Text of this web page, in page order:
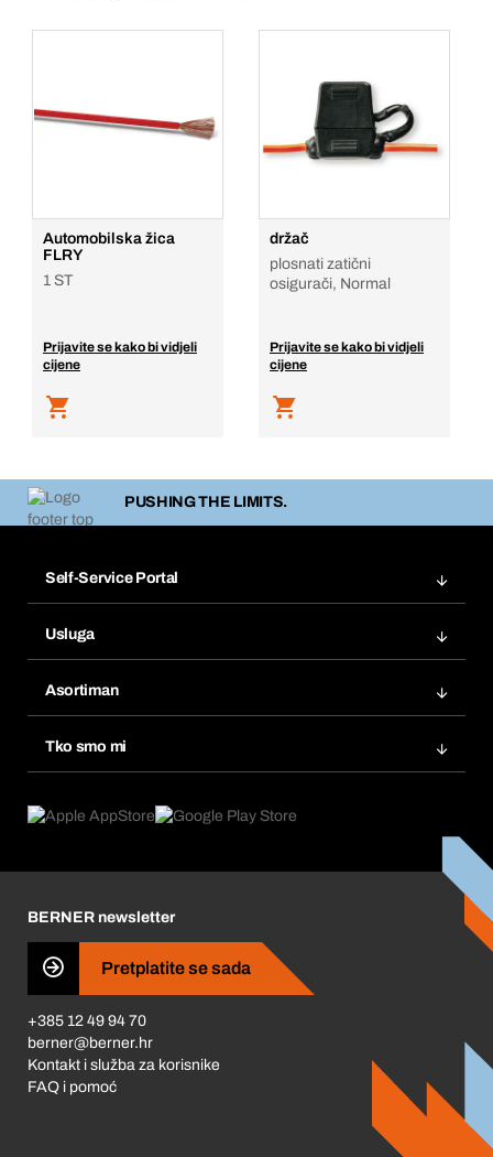
Automobilska žica
FLRY
1 ST
Prijavite se kako bi vidjeli
cijene
držač
plosnati zatični
osigurači, Normal
Prijavite se kako bi vidjeli
cijene
PUSHING THE LIMITS.
Self-Service Portal
Popisi želja
Ponovno naručivanje
Pretplate
Usluga
Tražitelji proizvoda
Asortiman
Tko smo mi
Što nas pokreće
Business Conduct
BERNER newsletter
Pretplatite se sada
+385 12 49 94 70
berner@berner.hr
Kontakt i služba za korisnike
FAQ i pomoć